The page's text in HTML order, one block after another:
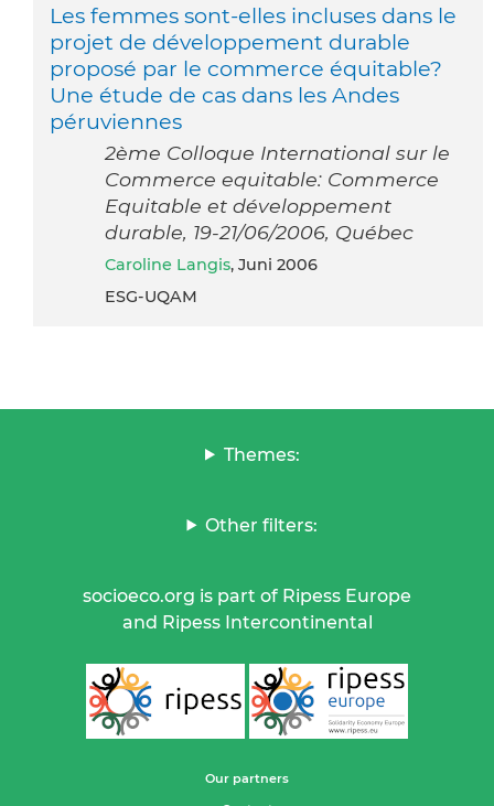
Les femmes sont-elles incluses dans le
projet de développement durable
proposé par le commerce équitable?
Une étude de cas dans les Andes
péruviennes
2ème Colloque International sur le
Commerce equitable: Commerce
Equitable et développement
durable, 19-21/06/2006, Québec
Caroline Langis, Juni 2006
ESG-UQAM
Themes:
Other filters:
socioeco.org is part of Ripess Europe
and Ripess Intercontinental
Our partners